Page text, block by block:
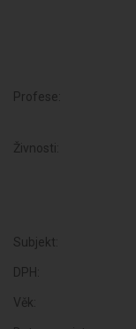
Profese:
Živnosti:
Subjekt:
DPH:
Věk: